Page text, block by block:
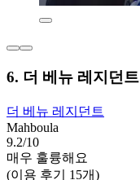
6. 더 베뉴 레지던트
더 베뉴 레지던트
Mahboula
9.2/10
매우 훌륭해요
(이용 후기 15개)